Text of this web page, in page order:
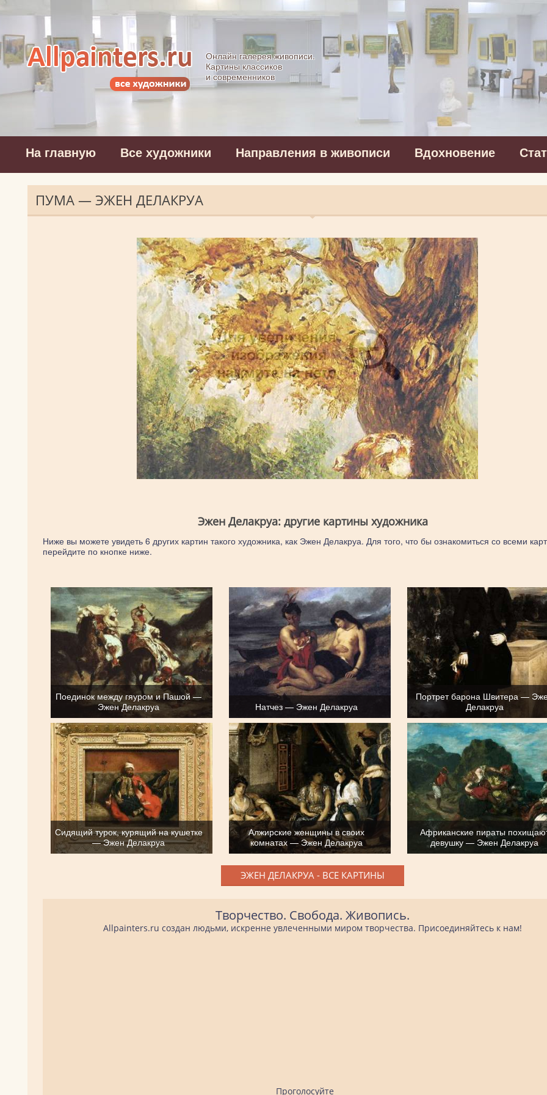
Allpainters.ru - картинная галерея
Онлайн галерея живописи.
Картины классиков
и современников
На главную Все художники Направления в живописи Вдохновение
ПУМА — ЭЖЕН ДЕЛАКРУА
Эжен Делакруа: другие картины художника
Ниже вы можете увидеть 6 других картин такого художника, как Эжен Делакруа. Для того, что бы ознакомиться со всеми
перейдите по кнопке ниже.
Поединок между гяуром и Пашой —
Эжен Делакруа
Натчез — Эжен Делакруа
Портрет барона Швитера —
Делакруа
Сидящий турок, курящий на кушетке
— Эжен Делакруа
Алжирские женщины в своих
комнатах — Эжен Делакруа
Африканские пираты
девушку — Эжен Делакруа
ЭЖЕН ДЕЛАКРУА - ВСЕ КАРТИНЫ
Творчество. Свобода. Живопись.
Allpainters.ru создан людьми, искренне увлеченными миром творчества. Присоединяйтесь к нам!
Проголосуйте